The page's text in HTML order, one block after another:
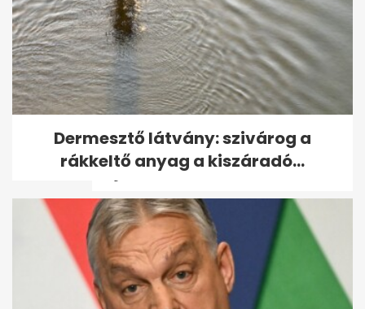
98 éves Benedek Gábor, a
legidősebb magyar olimpiai
bajnok - volt,...
Dermesztő látvány: szivárog a
rákkeltő anyag a kiszáradó...